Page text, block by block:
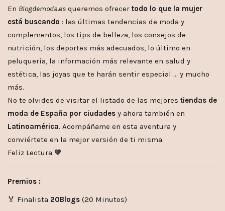
En Blogdemoda.es queremos ofrecer todo lo que la mujer
está buscando : las últimas tendencias de moda y
complementos, los tips de belleza, los consejos de
nutrición, los deportes más adecuados, lo último en
peluquería, la información más relevante en salud y
estética, las joyas que te harán sentir especial … y mucho
más.
No te olvides de visitar el listado de las mejores tiendas de
moda de España por ciudades y ahora también en
Latinoamérica. Acompáñame en esta aventura y
conviértete en la mejor versión de ti misma.
Feliz Lectura 🧡
Premios :
🏅 Finalista 20Blogs (20 Minutos)